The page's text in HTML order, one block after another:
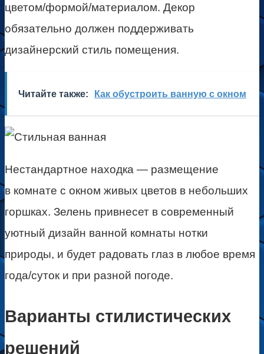
цветом/формой/материалом. Декор
обязательно должен поддерживать
дизайнерский стиль помещения.
Читайте также: Как обустроить ванную с окном
Нестандартное находка — размещение
в комнате с окном живых цветов в небольших
горшках. Зелень привнесет в современный
уютный дизайн ванной комнаты нотки
природы, и будет радовать глаз в любое время
года/суток и при разной погоде.
Варианты стилистических
решений